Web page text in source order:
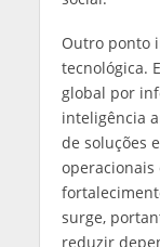
Outro ponto
tecnológica.
global por
inteligência
de soluções
operacionais
surge,
reduzir